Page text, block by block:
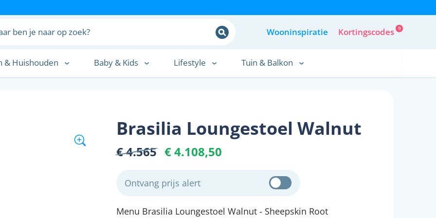
Wooninspiratie Kortingscodes 9
& Huishouden Baby & Kids Lifestyle Tuin & Balkon
Brasilia Loungestoel Walnut
€ 4.565 € 4.108,50
Ontvang prijs alert
Menu Brasilia Loungestoel Walnut - Sheepskin Root